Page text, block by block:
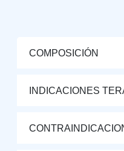
COMPOSICIÓN
INDICACIONES